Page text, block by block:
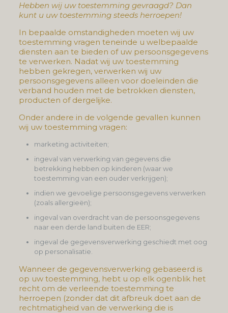
Hebben wij uw toestemming gevraagd? Dan
kunt u uw toestemming steeds herroepen!
In bepaalde omstandigheden moeten wij uw
toestemming vragen teneinde u welbepaalde
diensten aan te bieden of uw persoonsgegevens
te verwerken. Nadat wij uw toestemming
hebben gekregen, verwerken wij uw
persoonsgegevens alleen voor doeleinden die
verband houden met de betrokken diensten,
producten of dergelijke.
Onder andere in de volgende gevallen kunnen
wij uw toestemming vragen:
marketing activiteiten;
ingeval van verwerking van gegevens die
betrekking hebben op kinderen (waar we
toestemming van een ouder verkrijgen);
indien we gevoelige persoonsgegevens verwerken
(zoals allergieën);
ingeval van overdracht van de persoonsgegevens
naar een derde land buiten de EER;
ingeval de gegevensverwerking geschiedt met oog
op personalisatie.
Wanneer de gegevensverwerking gebaseerd is
op uw toestemming, hebt u op elk ogenblik het
recht om de verleende toestemming te
herroepen (zonder dat dit afbreuk doet aan de
rechtmatigheid van de verwerking die is